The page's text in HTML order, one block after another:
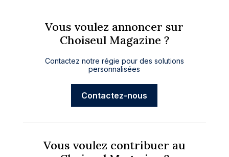
Vous voulez annoncer sur
Choiseul Magazine ?
Contactez notre régie pour des solutions
personnalisées
Contactez-nous
Vous voulez contribuer au